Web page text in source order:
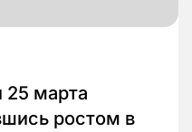
25 марта
ростом в